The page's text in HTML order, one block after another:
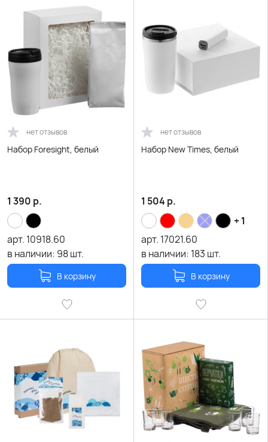
нет отзывов
Набор Foresight, белый
1 390 р.
арт. 10918.60
в наличии: 98шт.
В корзину
нет отзывов
Набор New Times, белый
1 504 р.
+ 1
арт. 17021.60
в наличии: 183 шт.
В корзину